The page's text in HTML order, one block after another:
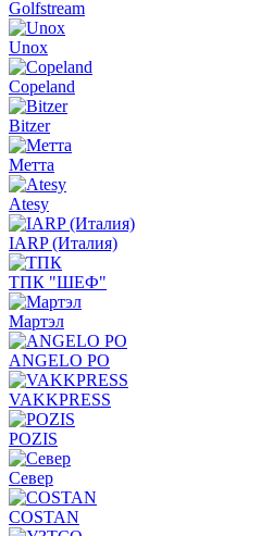
Golfstream
Unox
Copeland
Bitzer
Метта
Atesy
IARP (Италия)
ТПК "ШЕФ"
Мартэл
ANGELO PO
VAKKPRESS
POZIS
Север
COSTAN